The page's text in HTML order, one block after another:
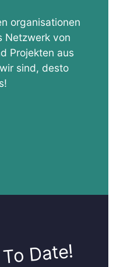
organisationen
Netzwerk von
Projekten aus
sind, desto
Date!